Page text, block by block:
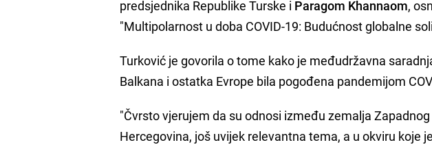
predsjednika Republike Turske i Paragom Khannaom,
"Multipolarnost u doba COVID-19: Budućnost globalne
Turković je govorila o tome kako je međudržavna
Balkana i ostatka Evrope bila pogođena pandemijom
"Čvrsto vjerujem da su odnosi između zemalja
Hercegovina, još uvijek relevantna tema, a u okviru koje